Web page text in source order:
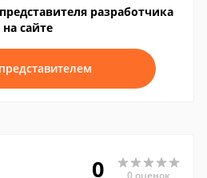
разработчика
на сайте
0 0 оценок